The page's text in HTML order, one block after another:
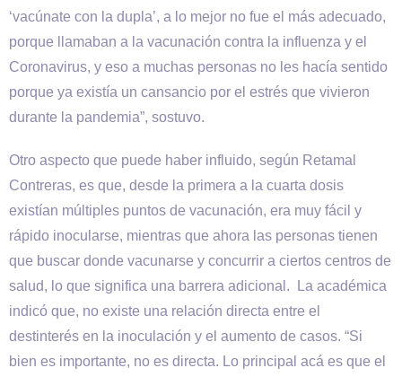
‘vacúnate con la dupla’, a lo mejor no fue el más adecuado,
porque llamaban a la vacunación contra la influenza y el
Coronavirus, y eso a muchas personas no les hacía sentido
porque ya existía un cansancio por el estrés que vivieron
durante la pandemia”, sostuvo.
Otro aspecto que puede haber influido, según Retamal
Contreras, es que, desde la primera a la cuarta dosis
existían múltiples puntos de vacunación, era muy fácil y
rápido inocularse, mientras que ahora las personas tienen
que buscar donde vacunarse y concurrir a ciertos centros de
salud, lo que significa una barrera adicional. La académica
indicó que, no existe una relación directa entre el
destinterés en la inoculación y el aumento de casos. “Si
bien es importante, no es directa. Lo principal acá es que el